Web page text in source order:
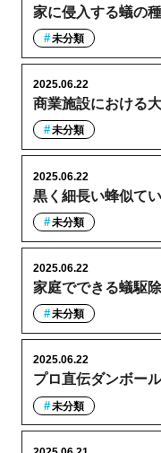
家に侵入する蟻の
未分類
商業施設における
2025.06.22
未分類
黒く細長い蜂似て
2025.06.22
未分類
家庭でできる蟻駆
2025.06.22
未分類
プロ直伝ダンボー
2025.06.22
未分類